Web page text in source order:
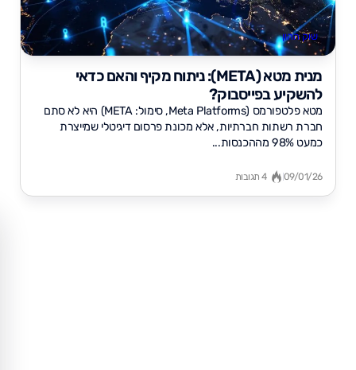
שוק ההון
מנית מטא (META): ניתוח מקיף והאם כדאי
להשקיע בפייסבוק?
מטא פלטפורמס (Meta Platforms, סימול: META) היא לא סתם
חברת רשתות חברתיות, אלא מכונת פרסום דיגיטלי שמייצרת
כמעט 98% מההכנסות...
09/01/26 4 תגובות